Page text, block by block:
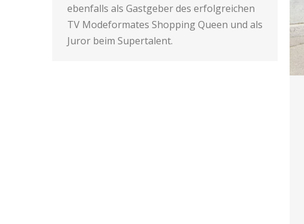
ebenfalls als Gastgeber des erfolgreichen
TV Modeformates Shopping Queen und als
Juror beim Supertalent.